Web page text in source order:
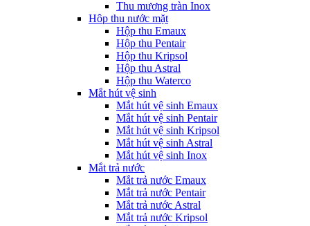
Thu mương tràn Inox
Hôp thu nước mặt
Hộp thu Emaux
Hộp thu Pentair
Hộp thu Kripsol
Hộp thu Astral
Hộp thu Waterco
Mắt hút vệ sinh
Mắt hút vệ sinh Emaux
Mắt hút vệ sinh Pentair
Mắt hút vệ sinh Kripsol
Mắt hút vệ sinh Astral
Mắt hút vệ sinh Inox
Mắt trả nước
Mắt trả nước Emaux
Mắt trả nước Pentair
Mắt trả nước Astral
Mắt trả nước Kripsol